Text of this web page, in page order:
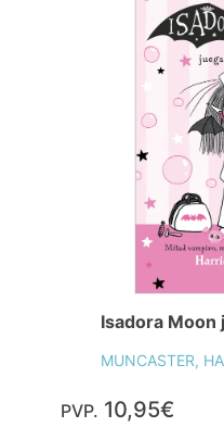
Isadora Moon
MUNCASTER,
PVP. 10,95€